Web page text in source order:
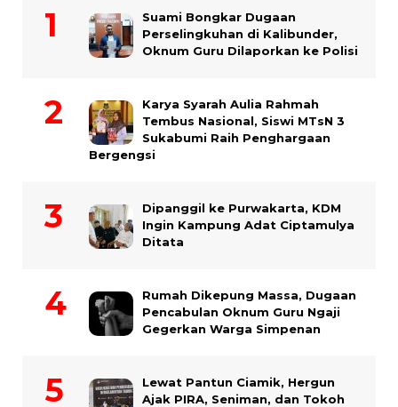
Suami Bongkar Dugaan
Perselingkuhan di Kalibunder,
Oknum Guru Dilaporkan ke Polisi
Karya Syarah Aulia Rahmah
Tembus Nasional, Siswi MTsN 3
Sukabumi Raih Penghargaan
Bergengsi
Dipanggil ke Purwakarta, KDM
Ingin Kampung Adat Ciptamulya
Ditata
Rumah Dikepung Massa, Dugaan
Pencabulan Oknum Guru Ngaji
Gegerkan Warga Simpenan
Lewat Pantun Ciamik, Hergun
Ajak PIRA, Seniman, dan Tokoh